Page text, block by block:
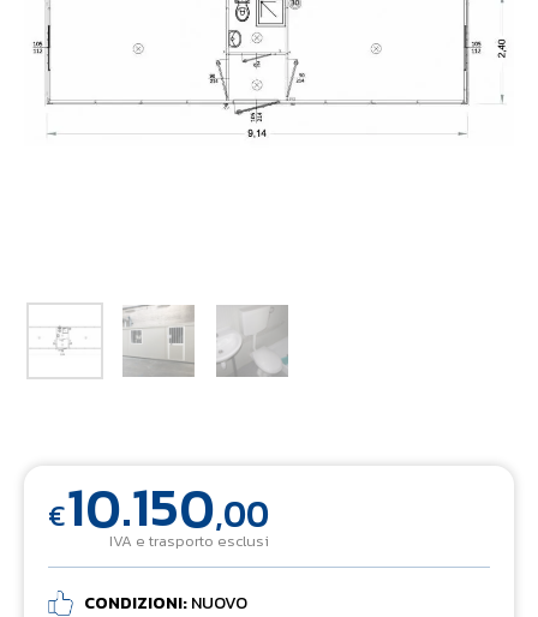
€10.150,00
IVA e trasporto esclusi
CONDIZIONI:NUOVO